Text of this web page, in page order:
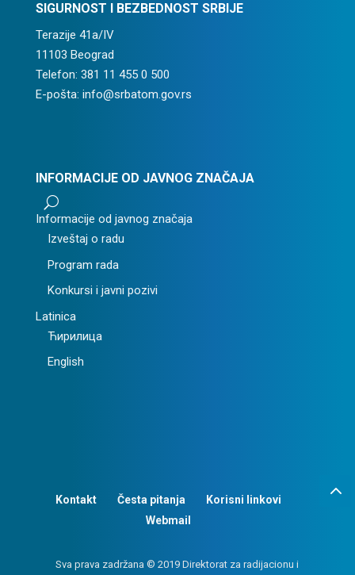
SIGURNOST I BEZBEDNOST SRBIJE
Terazije 41a/IV
11103 Beograd
Telefon: 381 11 455 0 500
E-pošta: info@srbatom.gov.rs
INFORMACIJE OD JAVNOG ZNAČAJA
U
Informacije od javnog značaja
Izveštaj o radu
Program rada
Konkursi i javni pozivi
Latinica
Ћирилица
English
Kontakt Česta pitanja
Korisni linkovi
Webmail
Sva prava zadržana © 2019 Direktorat za radijacionu i